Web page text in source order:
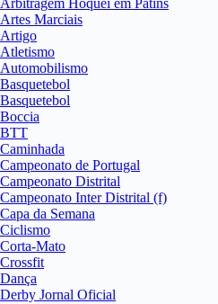
Arbitragem Hóquei em Patins
Artes Marciais
Artigo
Atletismo
Automobilismo
Basquetebol
Basquetebol
Boccia
BTT
Caminhada
Campeonato de Portugal
Campeonato Distrital
Campeonato Inter Distrital (f)
Capa da Semana
Ciclismo
Corta-Mato
Crossfit
Dança
Derby Jornal Oficial